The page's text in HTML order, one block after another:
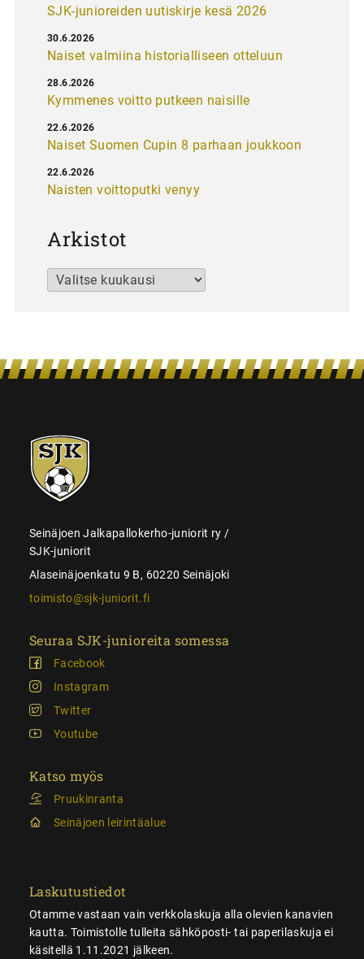
SJK-junioreiden uutiskirje kesä 2026
Naiset valmiina historialliseen otteluun
30.6.2026
Kymmenes voitto putkeen naisille
28.6.2026
Naiset Suomen Cupin 8 parhaan joukkoon
22.6.2026
Naisten voittoputki venyy
22.6.2026
Arkistot
Arkistot
SJK-
juniorit
Seinäjoen Jalkapallokerho-juniorit ry /
SJK-juniorit
Alaseinäjoenkatu 9 B, 60220 Seinäjoki
toimisto@sjk-juniorit.fi
Seuraa SJK-junioreita somessa
Facebook
Instagram
Twitter
Youtube
Katso myös
Pruukinranta
Seinäjoen leirintäalue
Laskutustiedot
Otamme vastaan vain verkkolaskuja alla olevien kanavien
kautta. Toimistolle tulleita sähköposti- tai paperilaskuja ei
käsitellä 1.11.2021 jälkeen.